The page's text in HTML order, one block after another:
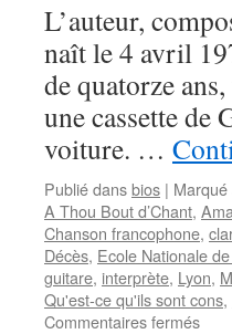
L’auteur,
naît le 4 avril
de quatorze
une cassette de
voiture. …
Publié dansbios |
A Thou Bout d’Chant,
Chanson francophone,
Décès, Ecole Nationale
guitare, interprète, Lyon,
Qu'est-ce qu'ils sont cons,
Commentaires ferméssur